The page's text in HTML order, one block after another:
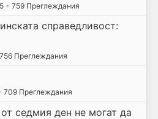
• 759 Преглеждания
справедливост:
756 Преглеждания
709 Преглеждания
седмия ден не могат да